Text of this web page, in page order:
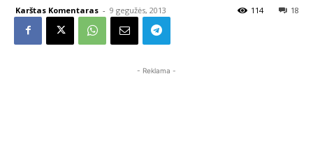
Karštas Komentaras - 9 gegužės, 2013 18
114
- Reklama -